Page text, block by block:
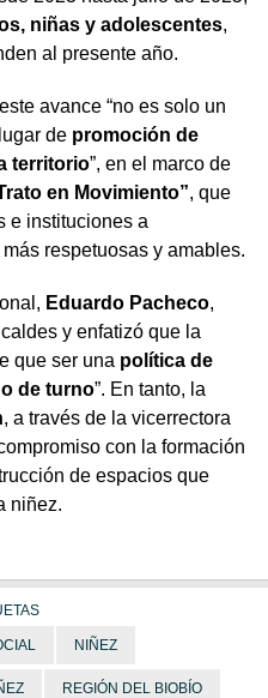
niñas y adolescentes,
al presente año.
avance “no es solo un
de promoción de
territorio”, en el marco de
en Movimiento”, que
e instituciones a
respetuosas y amables.
Eduardo Pacheco,
y enfatizó que la
que ser una política de
de turno”. En tanto, la
, a través de la vicerrectora
con la formación
de espacios que
niñez.
NIÑEZ
REGIÓN DEL BIOBÍO